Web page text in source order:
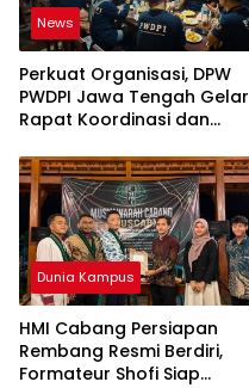
News
Perkuat Organisasi, DPW
PWDPI Jawa Tengah Gelar
Rapat Koordinasi dan
Pelantikan Pengurus Baru
Dunia Kampus
HMI Cabang Persiapan
Rembang Resmi Berdiri,
Formateur Shofi Siap